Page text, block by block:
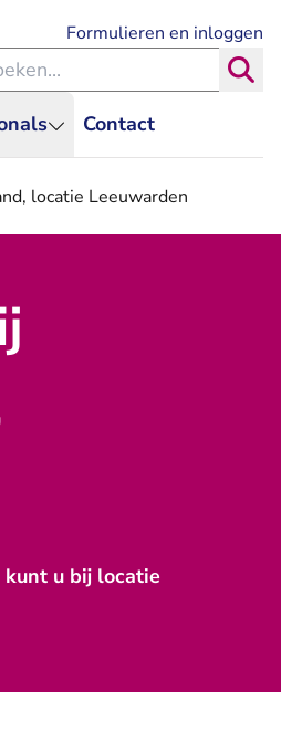
Contact
Formulieren en inloggen
binnen de Rechtspraak
locatie Leeuwarden
u bij locatie